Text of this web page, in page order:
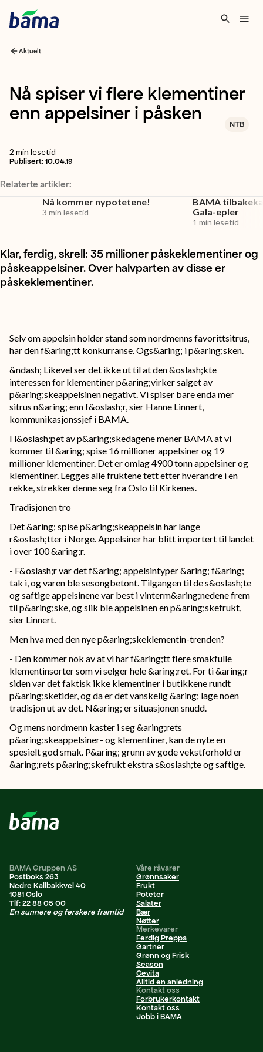
Aktuelt
Nå spiser vi flere klementiner
enn appelsiner i påsken
NTB
2 min lesetid
Publisert:10.04.19
Relaterte artikler:
Nå kommer nypotetene!
3 min lesetid
BAMA
Gala-epler
1 min lesetid
Klar, ferdig, skrell: 35 millioner påskeklementiner og
påskeappelsiner. Over halvparten av disse er
påskeklementiner.
Selv om appelsin holder stand som nordmenns favorittsitrus,
har den f&aring;tt konkurranse. Ogs&aring; i p&aring;sken.
&ndash; Likevel ser det ikke ut til at den &oslash;kte
interessen for klementiner p&aring;virker salget av
p&aring;skeappelsinen negativt. Vi spiser bare enda mer
sitrus n&aring; enn f&oslash;r, sier Hanne Linnert,
kommunikasjonssjef i BAMA.
I l&oslash;pet av p&aring;skedagene mener BAMA at vi
kommer til &aring; spise 16 millioner appelsiner og 19
millioner klementiner. Det er omlag 4900 tonn appelsiner og
klementiner. Legges alle fruktene tett etter hverandre i en
rekke, strekker denne seg fra Oslo til Kirkenes.
Tradisjonen tro
Det &aring; spise p&aring;skeappelsin har lange
r&oslash;tter i Norge. Appelsiner har blitt importert til landet
i over 100 &aring;r.
- F&oslash;r var det f&aring; appelsintyper &aring; f&aring;
tak i, og varen ble sesongbetont. Tilgangen til de s&oslash;te
og saftige appelsinene var best i vinterm&aring;nedene frem
til p&aring;ske, og slik ble appelsinen en p&aring;skefrukt,
sier Linnert.
Men hva med den nye p&aring;skeklementin-trenden?
- Den kommer nok av at vi har f&aring;tt flere smakfulle
klementinsorter som vi selger hele &aring;ret. For ti &aring;r
siden var det faktisk ikke klementiner i butikkene rundt
p&aring;sketider, og da er det vanskelig &aring; lage noen
tradisjon ut av det. N&aring; er situasjonen snudd.
Og mens nordmenn kaster i seg &aring;rets
p&aring;skeappelsiner- og klementiner, kan de nyte en
spesielt god smak. P&aring; grunn av gode vekstforhold er
&aring;rets p&aring;skefrukt ekstra s&oslash;te og saftige.
BAMA Gruppen AS
Postboks 263
Nedre Kallbakkvei 40
1081 Oslo
Tlf: 22 88 05 00
En sunnere og ferskere framtid
Våre råvarer
Grønnsaker
Frukt
Poteter
Salater
Bær
Nøtter
Merkevarer
Ferdig Preppa
Gartner
Grønn og Frisk
Season
Cevita
Alltid en anledning
Kontakt oss
Forbrukerkontakt
Kontakt oss
Jobb i BAMA